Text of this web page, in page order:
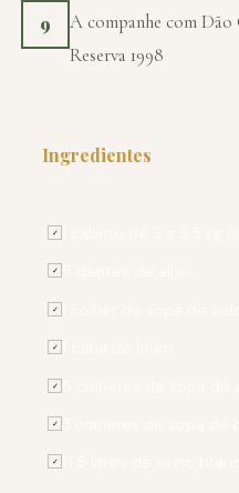
9
A companhe com
Reserva 1998
Ingredientes
✓
✓
✓
✓
✓
✓
✓